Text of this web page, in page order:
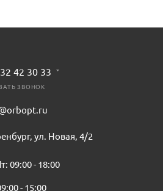
42 30 33
ЗВОНОК
ул. Новая, 4/2
09:00 - 18:00
- 15:00